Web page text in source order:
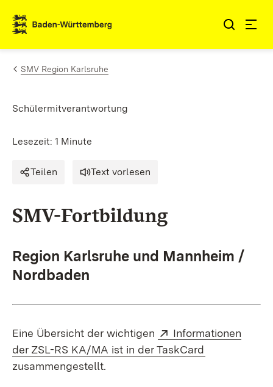
Zum Inhalt springen
Link zur Startseite
SMV Region Karlsruhe
Schülermitverantwortung
Lesezeit: 1 Minute
Teilen Text vorlesen
SMV-Fortbildung
Region Karlsruhe und Mannheim /
Nordbaden
Eine Übersicht der wichtigen Extern:
Informationen
der ZSL-RS KA/MA ist in der TaskCard
zusammengestellt.